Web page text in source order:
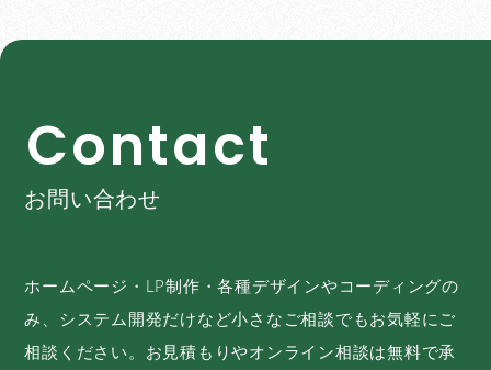
Contact
お問い合わせ
ホームページ・LP制作・各種デザインやコーディングの
み、システム開発だけなど小さなご相談でもお気軽にご
相談ください。お見積もりやオンライン相談は無料で承